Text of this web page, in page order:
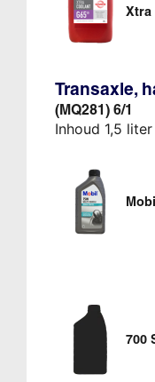
Xtra
Transaxle,
(MQ281) 6/1
Inhoud 1,5 liter
700